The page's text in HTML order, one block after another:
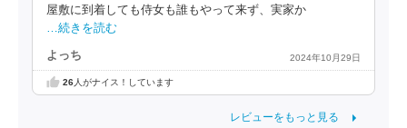
屋敷に到着しても侍女も誰もやって来ず、実家か
…続きを読む
よっち 2024年10月29日
26人がナイス！しています
レビューをもっと見る